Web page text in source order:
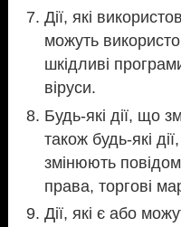
Дії, які
можуть
шкідливі
віруси.
Будь-які дії, що
також будь-які
змінюють
права, торгові
Дії, які є або